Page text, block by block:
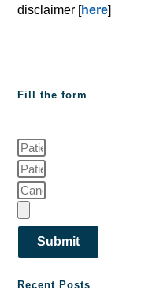
disclaimer [here]
Fill the form
Submit
Recent Posts